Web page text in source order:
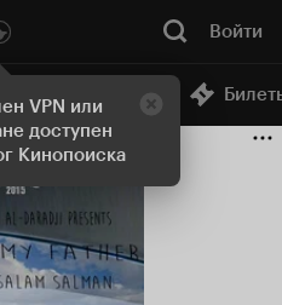
VPN или
доступен
Кинопоиска
Войти
Онлайн-кинотеатр